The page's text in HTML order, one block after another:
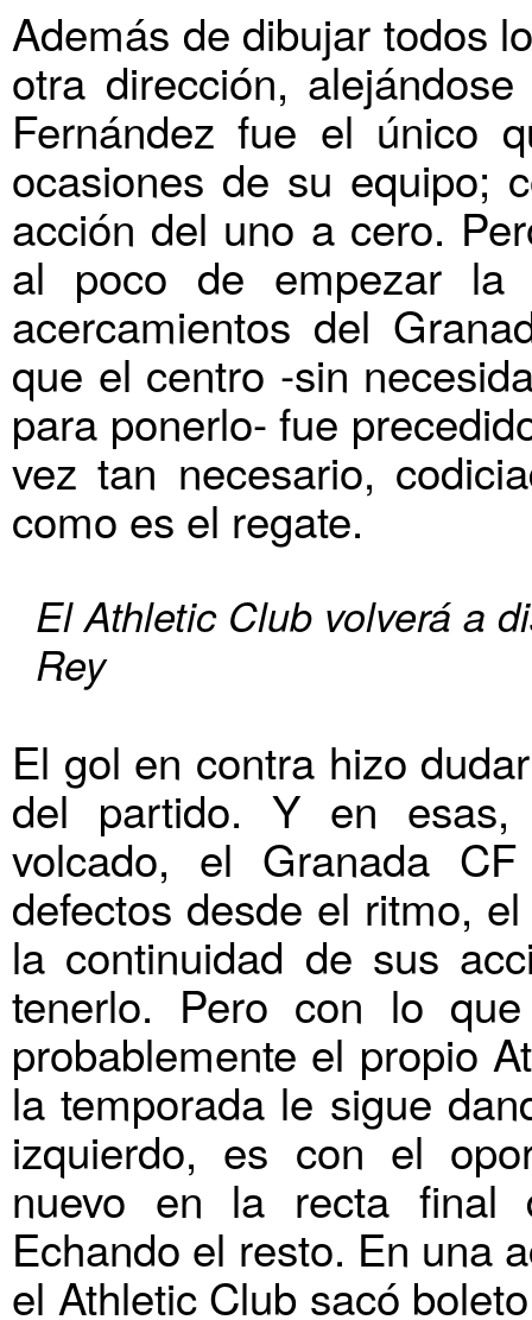
Además de dibujar todos
otra dirección,
Fernández fue el único
ocasiones de su equipo;
acción del uno a cero.
al poco de empezar
acercamientos del
que el centro -sin
para ponerlo- fue
vez tan necesario,
como es el regate.
El Athletic Club volverá a
Rey
El gol en contra hizo
del partido. Y en esas,
volcado, el Granada
defectos desde el ritmo,
la continuidad de sus
tenerlo. Pero con lo
probablemente el propio
la temporada le sigue
izquierdo, es con el
nuevo en la recta final
Echando el resto. En una
el Athletic Club sacó